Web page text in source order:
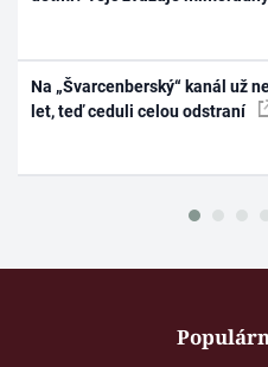
Na „Švarcenberský“ kanál už
let, teď ceduli celou odstraní